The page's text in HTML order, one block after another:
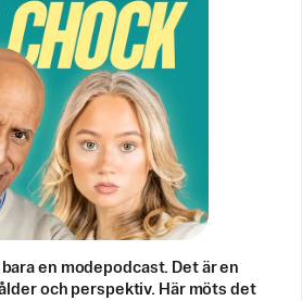
en modepodcast. Det är en
och perspektiv. Här möts det